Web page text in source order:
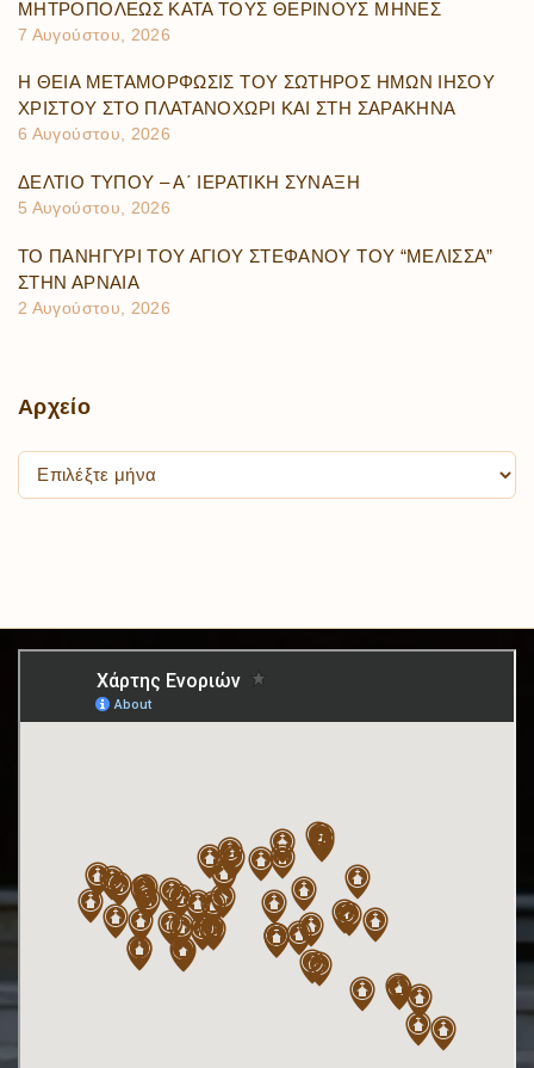
ΜΗΤΡΟΠΟΛΕΩΣ ΚΑΤΑ ΤΟΥΣ ΘΕΡΙΝΟΥΣ ΜΗΝΕΣ
7 Αυγούστου, 2026
Η ΘΕΙΑ ΜΕΤΑΜΟΡΦΩΣΙΣ ΤΟΥ ΣΩΤΗΡΟΣ ΗΜΩΝ ΙΗΣΟΥ
ΧΡΙΣΤΟΥ ΣΤΟ ΠΛΑΤΑΝΟΧΩΡΙ ΚΑΙ ΣΤΗ ΣΑΡΑΚΗΝΑ
6 Αυγούστου, 2026
ΔΕΛΤΙΟ ΤΥΠΟΥ – Α΄ ΙΕΡΑΤΙΚΗ ΣΥΝΑΞΗ
5 Αυγούστου, 2026
ΤΟ ΠΑΝΗΓΥΡΙ ΤΟΥ ΑΓΙΟΥ ΣΤΕΦΑΝΟΥ ΤΟΥ “ΜΕΛΙΣΣΑ”
ΣΤΗΝ ΑΡΝΑΙΑ
2 Αυγούστου, 2026
Αρχείο